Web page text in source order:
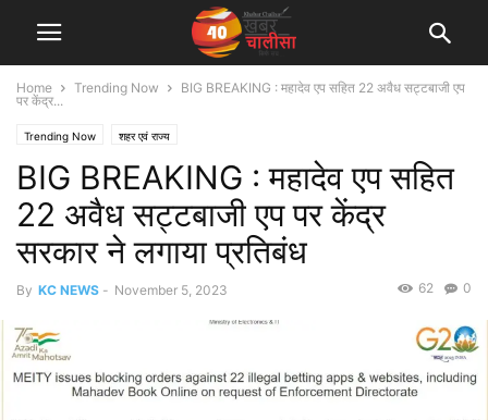
Home Trending Now
BIG BREAKING : महादेव एप सहित 22 अवैध सट्टबाजी एप
पर केंद्र...
Trending Now शहर एवं राज्य
BIG BREAKING : महादेव एप सहित
22 अवैध सट्टबाजी एप पर केंद्र
सरकार ने लगाया प्रतिबंध
By KC NEWS - November 5, 2023 0
62